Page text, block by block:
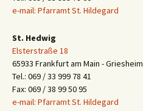
e-mail: Pfarramt St. Hildegard
St. Hedwig
Elsterstraße 18
65933 Frankfurt am Main - Griesheim
Tel.: 069 / 33 999 78 41
Fax: 069 / 38 99 50 95
e-mail: Pfarramt St. Hildegard